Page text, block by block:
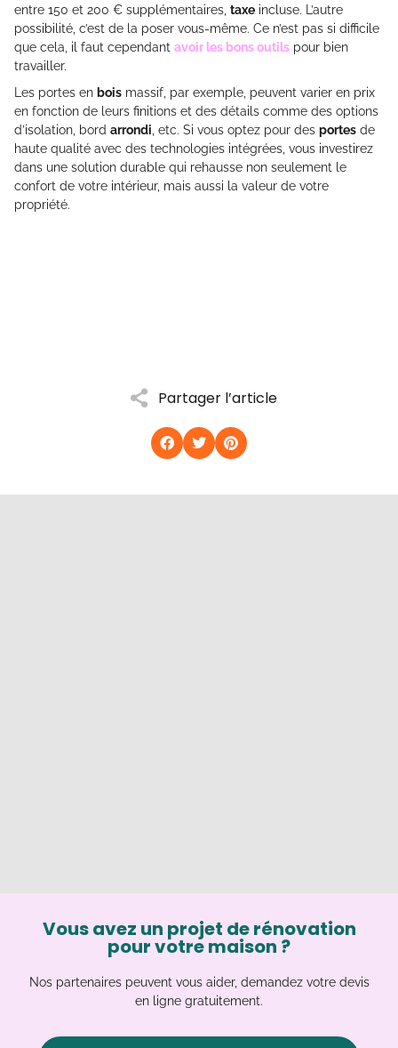
Partager l’article
entre 150 et 200 € supplémentaires, taxe incluse. L’autre
possibilité, c’est de la poser vous-même. Ce n’est pas si difficile
que cela, il faut cependant avoir les bons outils pour bien
travailler.
Les portes en bois massif, par exemple, peuvent varier en prix
en fonction de leurs finitions et des détails comme des options
d’isolation, bord arrondi , etc. Si vous optez pour des portes de
haute qualité avec des technologies intégrées, vous investirez
dans une solution durable qui rehausse non seulement le
confort de votre intérieur, mais aussi la valeur de votre
propriété.
Vous avez un projet de rénovation
pour votre maison ?
Nos partenaires peuvent vous aider, demandez votre devis
en ligne gratuitement.